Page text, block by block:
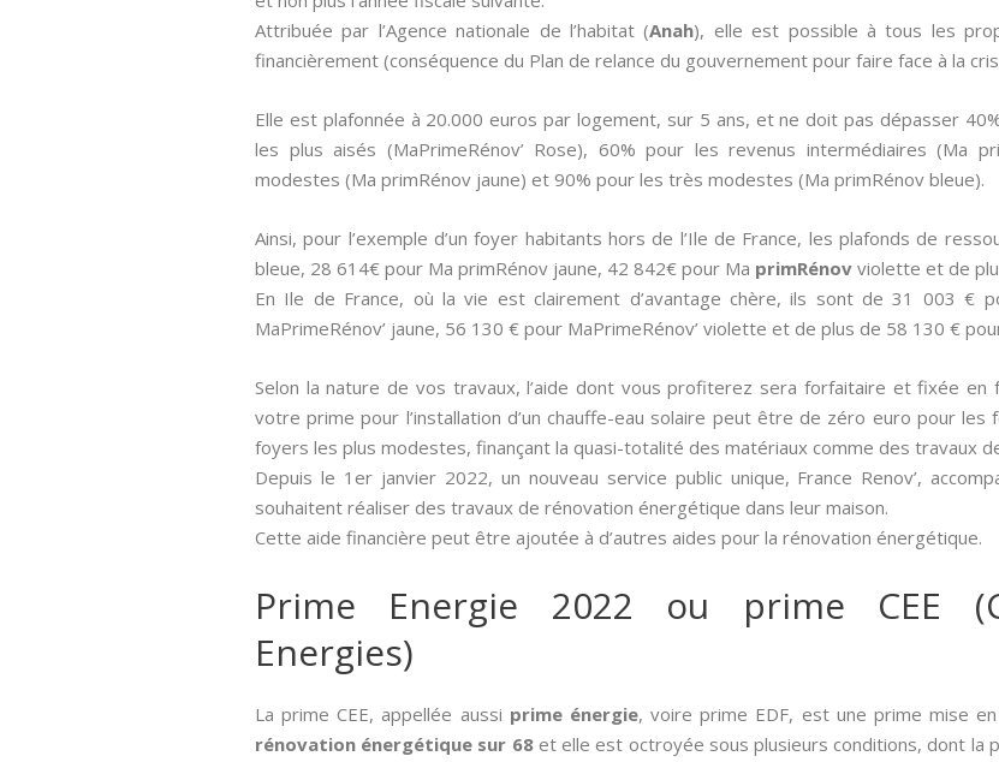
Attribuée par l’Agence nationale de l’habitat (Anah), elle est possible à tous les
financièrement (conséquence du Plan de relance du gouvernement pour faire face à la
Elle est plafonnée à 20.000 euros par logement, sur 5 ans, et ne doit pas dépasser
les plus aisés (MaPrimeRénov’ Rose), 60% pour les revenus intermédiaires (Ma
modestes (Ma primRénov jaune) et 90% pour les très modestes (Ma primRénov bleue).
Ainsi, pour l’exemple d’un foyer habitants hors de l’Ile de France, les plafonds de
bleue, 28 614€ pour Ma primRénov jaune, 42 842€ pour Ma primRénov violette et de
En Ile de France, où la vie est clairement d’avantage chère, ils sont de 31 003 €
MaPrimeRénov’ jaune, 56 130 € pour MaPrimeRénov’ violette et de plus de 58 130 €
Selon la nature de vos travaux, l’aide dont vous profiterez sera forfaitaire et fixée en
votre prime pour l’installation d’un chauffe-eau solaire peut être de zéro euro pour
foyers les plus modestes, finançant la quasi-totalité des matériaux comme des travaux
Depuis le 1er janvier 2022, un nouveau service public unique, France Renov’,
souhaitent réaliser des travaux de rénovation énergétique dans leur maison.
Cette aide financière peut être ajoutée à d’autres aides pour la rénovation énergétique.
Prime Energie 2022 ou prime CEE
Energies)
La prime CEE, appellée aussi­ prime énergie, voire prime EDF, est une prime mise
rénovation énergétique sur 68et elle est octroyée sous plusieurs conditions, dont la